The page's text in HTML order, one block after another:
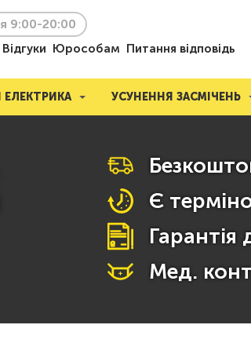
9:00-20:00
Відгуки Юрособам Питання відповідь
ЕЛЕКТРИКА УСУНЕННЯ ЗАСМІЧЕНЬ
Є
Гарантія
Мед.